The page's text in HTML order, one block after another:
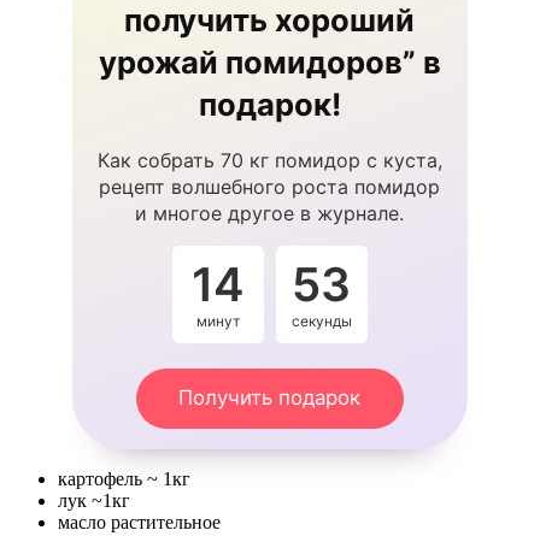
получить хороший
урожай помидоров” в
подарок!
Как собрать 70 кг помидор с куста,
рецепт волшебного роста помидор
и многое другое в журнале.
14
минут
53
секунды
Получить подарок
картофель ~ 1кг
лук ~1кг
масло растительное